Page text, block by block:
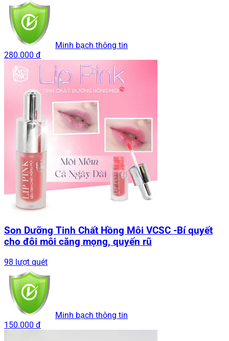
Minh bạch thông tin
280.000 đ
Son Dưỡng Tinh Chất Hồng Môi VCSC -Bí quyết
cho đôi môi căng mọng, quyến rũ
98 lượt quét
Minh bạch thông tin
150.000 đ